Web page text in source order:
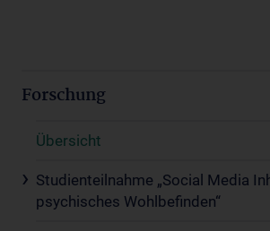
Forschung
Übersicht
Studienteilnahme „Social Media
psychisches Wohlbefinden“